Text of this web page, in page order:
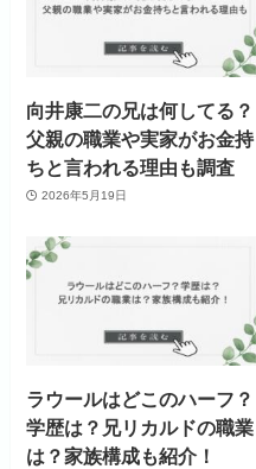
向井康二の兄は何してる？
父親の職業や実家がお金持
ちと言われる理由も調査
2026年5月19日
ラウールはどこのハーフ？
学歴は？兄リカルドの職業
は？家族構成も紹介！